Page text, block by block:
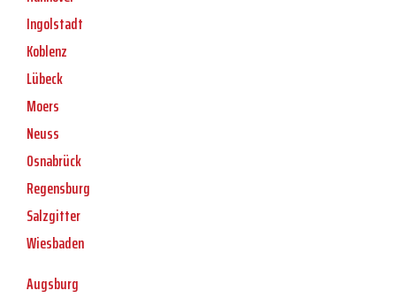
Ingolstadt
Koblenz
Lübeck
Moers
Neuss
Osnabrück
Regensburg
Salzgitter
Wiesbaden
Augsburg